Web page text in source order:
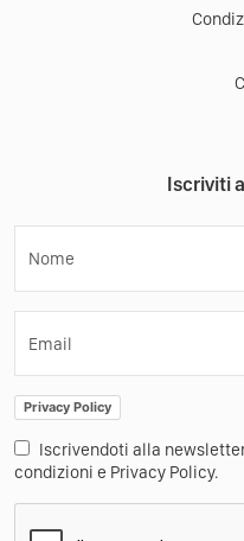
Iscriviti
Nome
Email
Privacy Policy
Iscrivendoti alla
condizioni e Privacy Policy.